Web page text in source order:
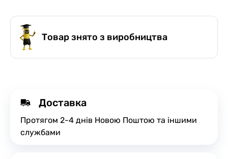
Товар знято з виробництва
Доставка
Протягом 2-4 днів Новою Поштою та іншими
службами